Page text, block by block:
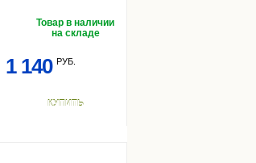
Товар в наличии
на складе
1 140 РУБ.
КУПИТЬ